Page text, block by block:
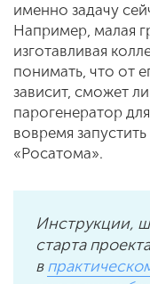
именно задачу
Например, малая
изготавливая
понимать, что от
зависит, сможет
парогенератор
вовремя
«Росатома».
Инструкции,
старта
в